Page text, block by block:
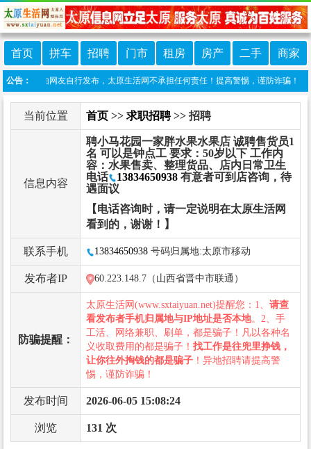
首页 拼车 招聘 门市 租房 房产 二手 商家
公告：
目信息由网友自行发布，太原生活网不承担任何责任！提高警惕，谨防诈骗！做推
当前位置 首页 >> 求职招聘>> 招聘
信息内容
聘小马花园一家胖水果水果店 诚聘售货员1
名 可以是钟点工 要求：50岁以下 工作内
容：水果售卖、整理货品、店内日常卫生
电话
13834650938 有意者可到店咨询，待
遇面议
【电话咨询时，请一定说明在太原生活网
看到的，谢谢！】
联系手机 13834650938 号码归属地:太原市移动
发布者IP 60.223.148.7（山西省晋中市联通）
防骗提醒：
太原生活网(www.sxtaiyuan.net)提醒您：1、 请查
看发布者手机归属地与IP地址是否本地。2、手
工活、网络兼职、刷单，都是骗子！凡以各种名
义收取费用的都是骗子！ 找工作是往兜里挣钱，
让你往外掏钱的都是骗子 ！异地招聘请提高警
惕，谨防诈骗！
发布时间 2026-06-05 15:08:24
浏览 131 次